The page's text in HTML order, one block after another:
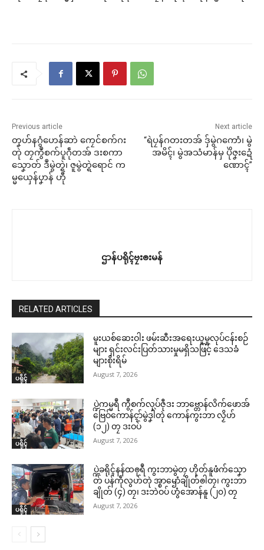
Previous article
တၞဟ်နဂွံဟေန်ဆာဲ ကၠေင်စက်ဂး
တုဲ တၠကွဳစက်ပူဂဵုတအ် ဒးစကာ
သၞောတ် ဒဳမွဲတ္ရဲ၊ ဇူမွဲတ္ရဲရောင် က
မ္မယှေန်ပၞာန် ဟီု
Next article
“ရဲပၠန်ဂတးတအ် ဒှ်မွဲဂကောံ၊ မွဲ
အမိၚ်၊ မွဲအသံမာန်မှ ပိုဲဇၞးဍေံ
ဏောၚ်”
ဌာန်ပရိုၚ်ဗၠးၜးမန်
RELATED ARTICLES
ပရိုၚ်
မူးယစ်ဆေးဝါး ဖမ်းဆီးအရေးယူမှုလုပ်ငန်းစဉ်
များ ရှင်းလင်းပြတ်သားမှုမရှိသဖြင့် ဒေသခံ
များစိုးရိမ်
August 7, 2026
ပရိုၚ်
ပ္ဍဲကမ္မရဳ ကွဳစက်လုပ်ဇီုဒး ဘာဗ္တောန်လိက်ဖောအ်
ဗြေဝ်ကောန်ၚာ်မွဲဒၞါဲတုဲ ကောန်ကွးဘာ လၟိဟ်
(၁၂) တၠ ဒးဝပ်
August 7, 2026
ပရိုၚ်
ပ္ဍဲခရိုၚ်နန်ထၜုရဳ ကွးဘာမွဲတၠ ဟိုတ်နူဖံက်သၞော
တ် ပန်ကဵုလွဟ်တုဲ အ္စာၝောံချိုတ်ၜါတၠ၊ ကွးဘာ
ချိုတ် (၄) တၠ၊ ဒးဘဲဝပ် ဟွံအောန်နူ (၂၀) တၠ
August 7, 2026